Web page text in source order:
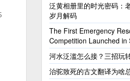
泛黄相册里的时光密码：
岁月解码
The First Emergency
Competition Launched in
河水泛滥怎么接？三招玩
治驼致死的古文翻译为啥